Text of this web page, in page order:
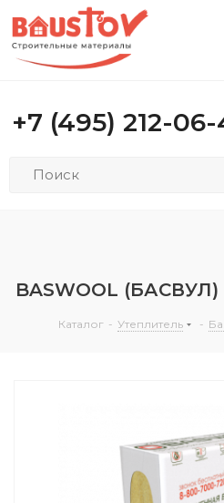
+7 (495) 212-06-
BASWOOL
Каталог - Утеплитель -